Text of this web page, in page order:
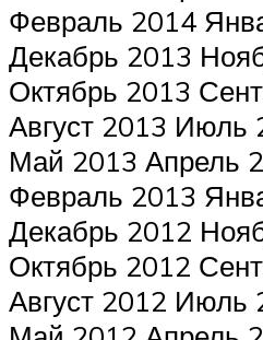
Февраль 2014
Декабрь 2013
Октябрь 2013
Август 2013
Май 2013 Апрель
Февраль 2013
Декабрь 2012
Октябрь 2012
Август 2012